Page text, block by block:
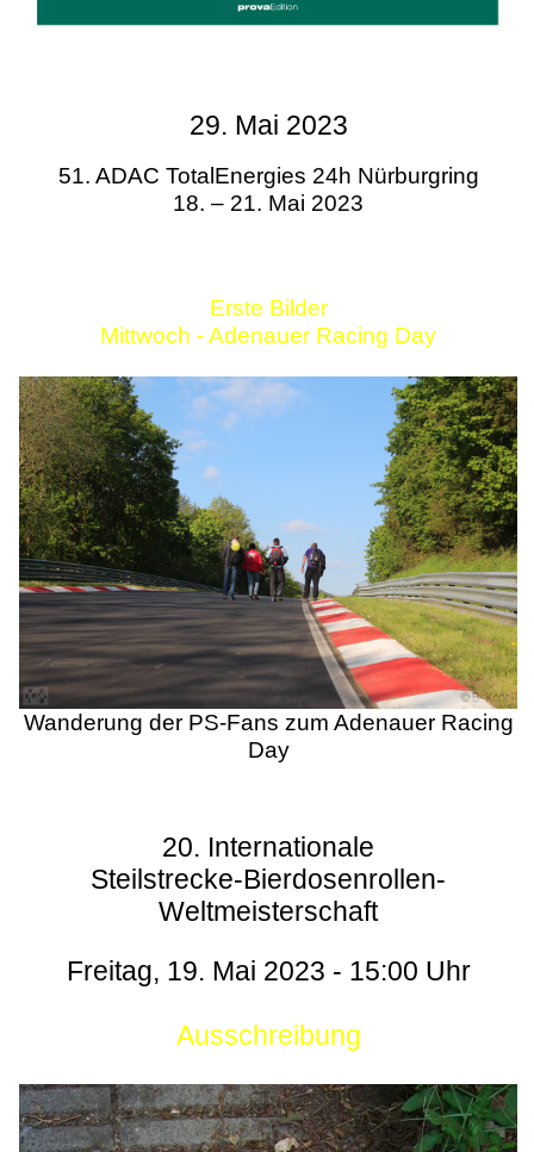
29. Mai 2023
51. ADAC TotalEnergies 24h Nürburgring
18. – 21. Mai 2023
Erste Bilder
Mittwoch - Adenauer Racing Day
Wanderung der PS-Fans zum Adenauer Racing
Day
20. Internationale
Steilstrecke-Bierdosenrollen-
Weltmeisterschaft
Freitag, 19. Mai 2023 - 15:00 Uhr
Ausschreibung